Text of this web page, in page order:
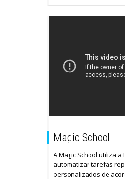
Magic School
A Magic School utiliza
automatizar tarefas
personalizados de